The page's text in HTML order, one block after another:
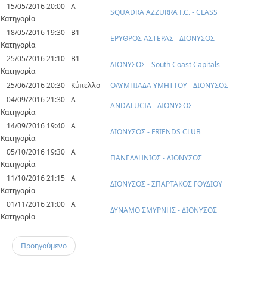
15/05/2016 20:00 Α
Κατηγορία
SQUADRA AZZURRA F.C. - CLASS
18/05/2016 19:30
Β1
Κατηγορία
ΕΡΥΘΡΟΣ ΑΣΤΕΡΑΣ - ΔΙΟΝΥΣΟΣ
25/05/2016 21:10
Β1
Κατηγορία
ΔΙΟΝΥΣΟΣ - South Coast Capitals
25/06/2016 20:30 Κύπελλο
ΟΛΥΜΠΙΑΔΑ ΥΜΗΤΤΟΥ - ΔΙΟΝΥΣΟΣ
04/09/2016 21:30 Α
Κατηγορία
ANDALUCIA - ΔΙΟΝΥΣΟΣ
14/09/2016 19:40 Α
Κατηγορία
ΔΙΟΝΥΣΟΣ - FRIENDS CLUB
05/10/2016 19:30 Α
Κατηγορία
ΠΑΝΕΛΛΗΝΙΟΣ - ΔΙΟΝΥΣΟΣ
11/10/2016 21:15 Α
Κατηγορία
ΔΙΟΝΥΣΟΣ - ΣΠΑΡΤΑΚΟΣ ΓΟΥΔΙΟΥ
01/11/2016 21:00 Α
Κατηγορία
ΔΥΝΑΜΟ ΣΜΥΡΝΗΣ - ΔΙΟΝΥΣΟΣ
Προηγούμενο